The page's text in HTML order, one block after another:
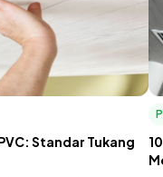
Standar Tukang